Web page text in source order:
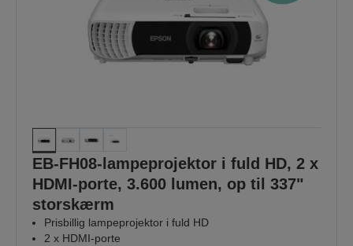
EB-FH08-lampeprojektor i fuld HD, 2 x
HDMI-porte, 3.600 lumen, op til 337"
storskærm
Prisbillig lampeprojektor i fuld HD
2 x HDMI-porte